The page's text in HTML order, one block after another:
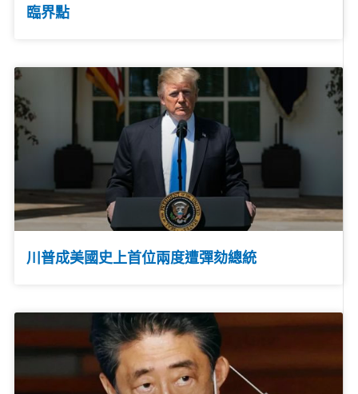
臨界點
川普成美國史上首位兩度遭彈劾總統